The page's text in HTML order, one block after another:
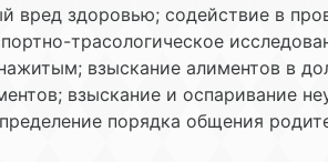
вред здоровью; содействие в
трасологическое
взыскание алиментов в
взыскание и оспаривание
порядка общения